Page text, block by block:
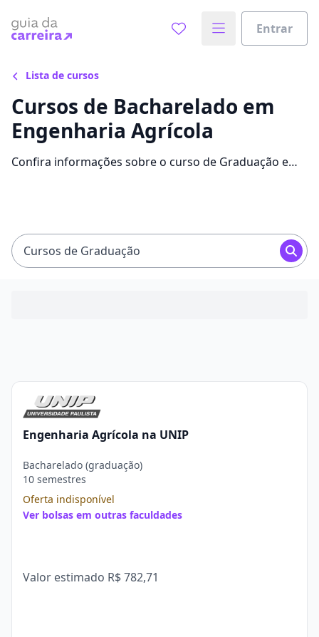
Entrar
Lista de cursos
Cursos de Bacharelado em
Engenharia Agrícola
Confira informações sobre o curso de Graduação em
Cursos de Graduação
Engenharia Agrícola na UNIP
Bacharelado (graduação)
10 semestres
Oferta indisponível
Ver bolsas em outras faculdades
Valor estimado R$ 782,71